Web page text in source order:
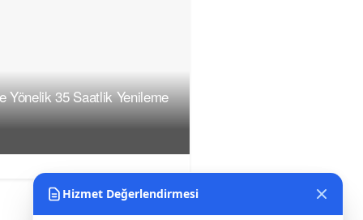
Yönelik 35 Saatlik Yenileme
Hizmet Değerlendirmesi